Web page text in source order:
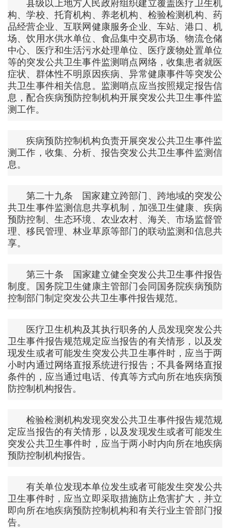
县级以上地方人民政府组织建立覆盖医疗卫生机
构、学校、托育机构、养老机构、检验检测机构、药
品经营企业、互联网健康服务企业、车站、港口、机
场、饮用水供水单位、食品集中交易市场、物流仓储
中心、医疗和生活污水处理单位、医疗废物处置单位
等的突发公共卫生事件监测哨点网络，收集患者就医
症状、群体性不明原因疾病、异常健康事件等突发公
共卫生事件相关信息。监测哨点应当按照规定报告信
息，配合疾病预防控制机构开展突发公共卫生事件监
测工作。
疾病预防控制机构负责开展突发公共卫生事件监
测工作，收集、分析、报告突发公共卫生事件监测信
息。
第二十九条 国家建立跨部门、跨地域的突发公
共卫生事件监测信息共享机制，加强卫生健康、疾病
预防控制、生态环境、农业农村、海关、市场监督管
理、移民管理、林业草原等部门的联动监测和信息共
享。
第三十条 国家建立健全突发公共卫生事件报告
制度。国务院卫生健康主管部门会同国务院疾病预防
控制部门制定突发公共卫生事件报告规范。
医疗卫生机构及其执行职务的人员发现突发公共
卫生事件报告规范规定应当报告的有关情形，以及发
现发生或者可能发生突发公共卫生事件时，应当于两
小时内通过网络直报系统进行报告；不具备网络直报
条件的，应当通过电话、传真等方式向所在地疾病预
防控制机构报告。
检验检测机构发现突发公共卫生事件报告规范规
定应当报告的有关情形，以及发现发生或者可能发生
突发公共卫生事件时，应当于两小时内向所在地疾病
预防控制机构报告。
有关单位发现本单位发生或者可能发生突发公共
卫生事件时，应当立即采取措施防止危害扩大，并立
即向所在地疾病预防控制机构和有关行业主管部门报
告。